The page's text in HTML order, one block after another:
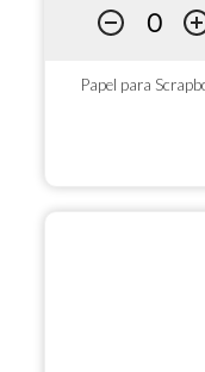
Papel para